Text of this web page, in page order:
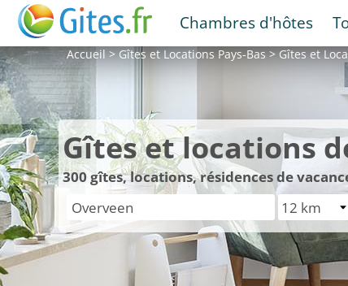
Chambres d'hôtes
Accueil>Gîtes et LocationsPays-Bas>Gîtes et
Gîtes et locations
300 gîtes, locations, résidences de